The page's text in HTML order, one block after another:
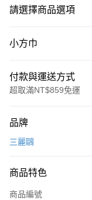
請選擇商品選項
小方巾
付款與運送方式
超取滿NT$859免運
信用卡一次付款
LINE Pay
Apple Pay
品牌
三麗鷗
商品特色
商品編號